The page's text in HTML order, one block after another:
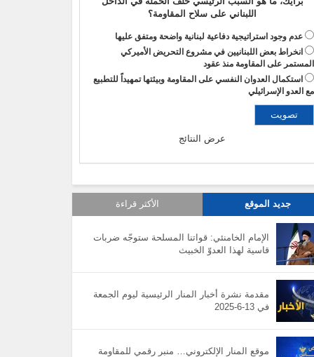
اللبناني على سلاح المقاومة؟
عدم وجود استراتيجية دفاعية لبنانية واضحة ومتفق عليها
انخراط بعض اللبنانيين في مشروع التحريض الأميركي
المستمر على المقاومة منذ عقود
استكمال العدوان النفسي على المقاومة وبيئتها تمهيداً للتطبيع
مع العدو الإسرائيلي
عرض النتائج
جديد الموقع الأكثر قراءة
الإمام الخامنئي: قواتنا المسلحة ستوجّه ضربات
قاسية لهذا العدوّ الخبيث
مقدمة نشرة أخبار المنار الرئيسية ليوم الجمعة
في 13-6-2025
موقع المنار الإلكتروني… منبر رقمي للمقاومة